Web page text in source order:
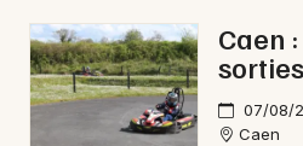
Sports
Soirées
Paris
Strasbourg
Toulouse
Caen
07/08/
Caen